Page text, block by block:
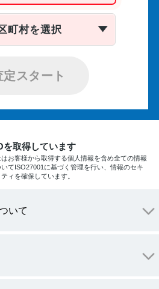
町村を選択
スタート
を取得しています
はお客様から取得する個人情報を含め全ての情報
いてISO27001に基づく管理を行い、情報のセキ
ティを確保しています。
いて